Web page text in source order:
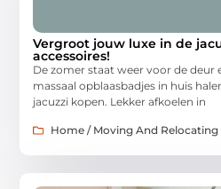
Vergroot jouw luxe in de
accessoires!
De zomer staat weer voor de deur
massaal opblaasbadjes in huis
jacuzzi kopen. Lekker afkoelen in
Home / Moving And Relocating